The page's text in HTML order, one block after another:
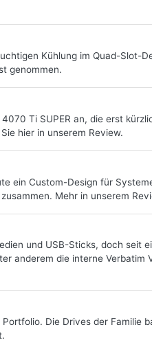
Kühlung im Quad-Slot-
genommen.
Ti SUPER an, die erst
hier in unserem Review.
ein Custom-Design für
Mehr in unserem
und USB-Sticks, doch seit
anderem die interne Verbatim
Die Drives der Familie